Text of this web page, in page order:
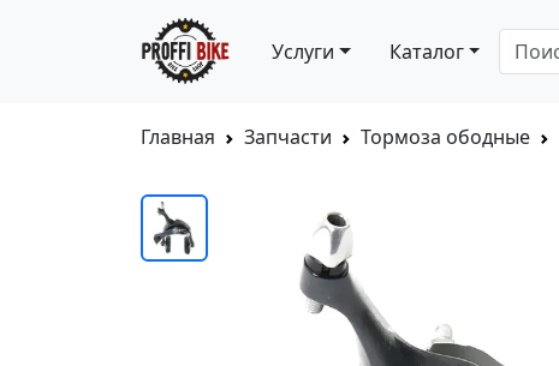
Услуги Каталог
Главная Запчасти Тормоза ободные